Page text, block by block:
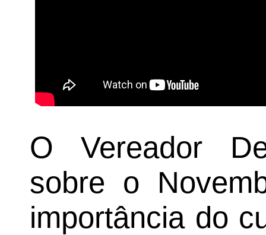
O Vereador
sobre o
importância do